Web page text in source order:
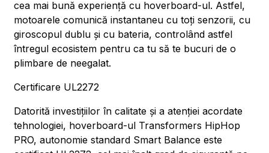
cea mai bună experiență cu hoverboard-ul. Astfel,
motoarele comunică instantaneu cu toți senzorii, cu
giroscopul dublu și cu bateria, controlând astfel
întregul ecosistem pentru ca tu să te bucuri de o
plimbare de neegalat.
Certificare UL2272
Datorită investițiilor în calitate și a atenției acordate
tehnologiei, hoverboard-ul Transformers HipHop
PRO, autonomie standard Smart Balance este